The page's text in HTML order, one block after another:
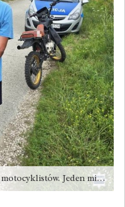
Kielce: Policjanci kontrolowali motocyklistów. Jeden miał 2,5 promila [zdjęcia]